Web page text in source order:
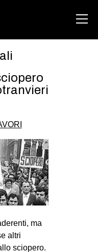
ma
altri
sciopero.